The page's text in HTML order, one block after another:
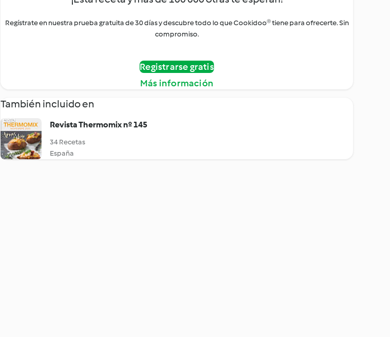
Regístrate en nuestra prueba gratuita de 30 días y descubre todo lo que Cookidoo® tiene para ofrecerte. Sin
compromiso.
Registrarse gratis
Más información
También incluido en
Revista Thermomix nº 145
34 Recetas
España